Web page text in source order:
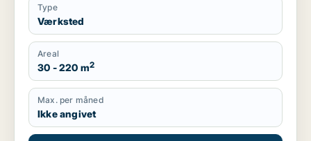
Type
Værksted
Areal
30 - 220 m2
Max. per måned
Ikke angivet